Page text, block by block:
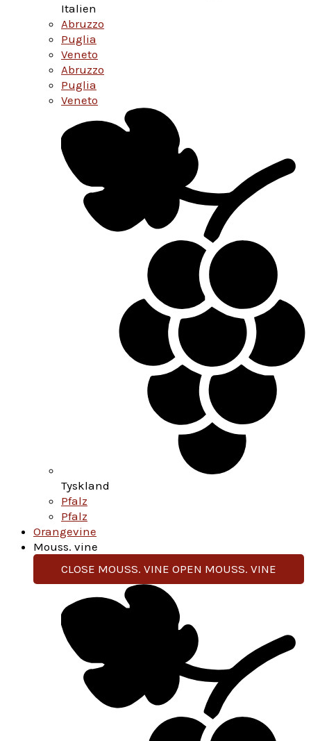
Italien
Abruzzo
Puglia
Veneto
Abruzzo
Puglia
Veneto
Tyskland
Pfalz
Pfalz
Orangevine
Mouss. vine
CLOSE MOUSS. VINE OPEN MOUSS. VINE